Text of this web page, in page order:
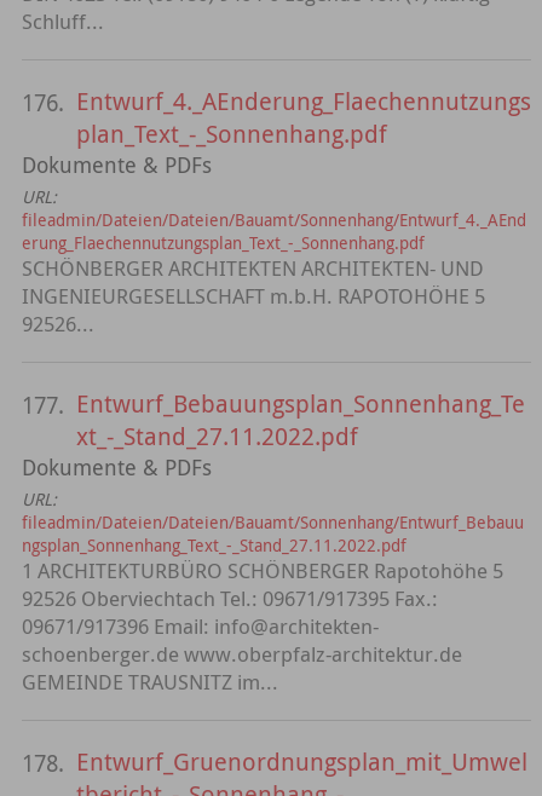
Schluff...
176. Entwurf_4._AEnderung_Flaechennutzungs
plan_Text_-_Sonnenhang.pdf
Dokumente & PDFs
URL:
fileadmin/Dateien/Dateien/Bauamt/Sonnenhang/Entwurf_4._AEnd
erung_Flaechennutzungsplan_Text_-_Sonnenhang.pdf
SCHÖNBERGER ARCHITEKTEN ARCHITEKTEN- UND
INGENIEURGESELLSCHAFT m.b.H. RAPOTOHÖHE 5
92526...
177. Entwurf_Bebauungsplan_Sonnenhang_Te
xt_-_Stand_27.11.2022.pdf
Dokumente & PDFs
URL:
fileadmin/Dateien/Dateien/Bauamt/Sonnenhang/Entwurf_Bebauu
ngsplan_Sonnenhang_Text_-_Stand_27.11.2022.pdf
1 ARCHITEKTURBÜRO SCHÖNBERGER Rapotohöhe 5
92526 Oberviechtach Tel.: 09671/917395 Fax.:
09671/917396 Email: info@architekten-
schoenberger.de www.oberpfalz-architektur.de
GEMEINDE TRAUSNITZ im...
178. Entwurf_Gruenordnungsplan_mit_Umwel